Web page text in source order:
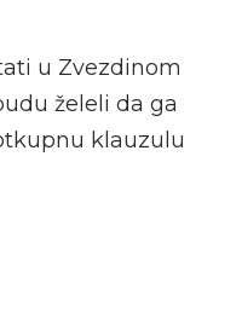
u Zvezdinom
želeli da ga
klauzulu